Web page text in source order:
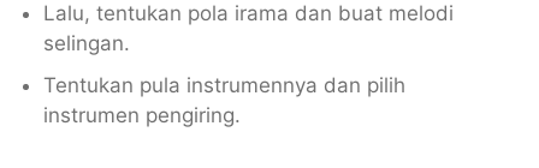
Lalu, tentukan pola irama dan buat melodi
selingan.
Tentukan pula instrumennya dan pilih
instrumen pengiring.